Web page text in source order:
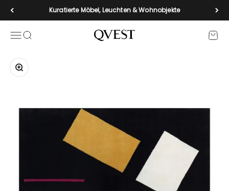
Zum Inhalt springenKuratierte Möbel, Leuchten & Wohnobjekte
Navigationsmenü öffnen
Suche öffnen qvest-de
Bild vergrößern